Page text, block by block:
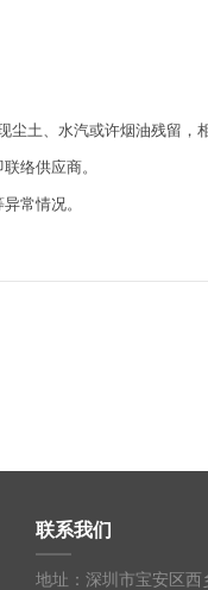
尘土、水汽或许烟油残留，
络供应商。
常情况。
联系我们
地址：深圳市宝安区